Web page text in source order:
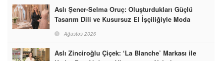
Aslı Şener-Selma Oruç: Oluşturdukları Güçlü
Tasarım Dili ve Kusursuz El İşçiliğiyle Moda
Ağustos 2026
Aslı Zinciroğlu Çiçek: ‘La Blanche’ Markası ile